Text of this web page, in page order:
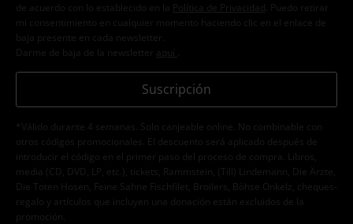
de acuerdo con lo establecido en la
Política de Privacidad . Puedo retirar
mi consentimiento en cualquier momento haciendo clic en el enlace de
baja presente en cada newsletter.
Darme de baja de la newsletter
aquí
Suscripción
*Válido durante 4 semanas. Solo canjeable online. No combinable con
otros códigos promocionales. El descuento será aplicado después de
introducir el código en el primer paso del proceso de compra. Libros,
media (CD, DVD, LP, etc.), tickets, Rammstein, (Till) Lindemann, Die Ärzte,
Die Toten Hosen, Feine Sahne Fischfilet, Broilers, Böhse Onkelz, cheques-
regalo y artículos que incluyen una donación están excluidos de la
promoción.